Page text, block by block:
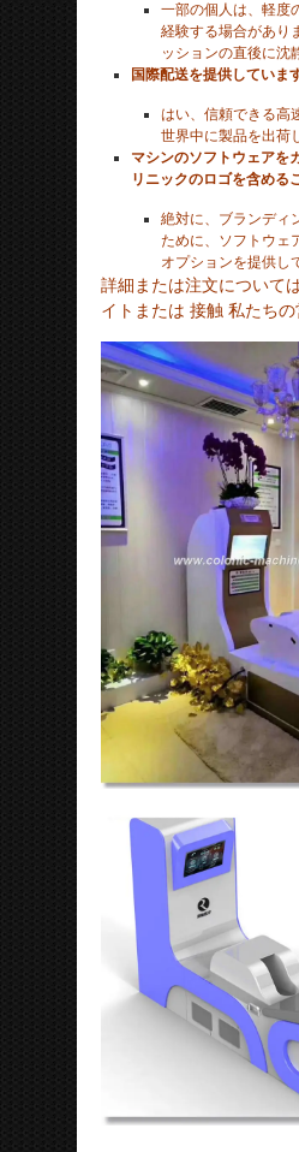
一部の個人は、軽度
経験する場合があり
ッションの直後に沈
国際配送を提供していま
はい、信頼できる高
世界中に製品を出荷
マシンのソフトウェアを
リニックのロゴを含める
絶対に、ブランディ
ために、ソフトウェ
オプションを提供し
詳細または注文について
イトまたは 接触 私たちの